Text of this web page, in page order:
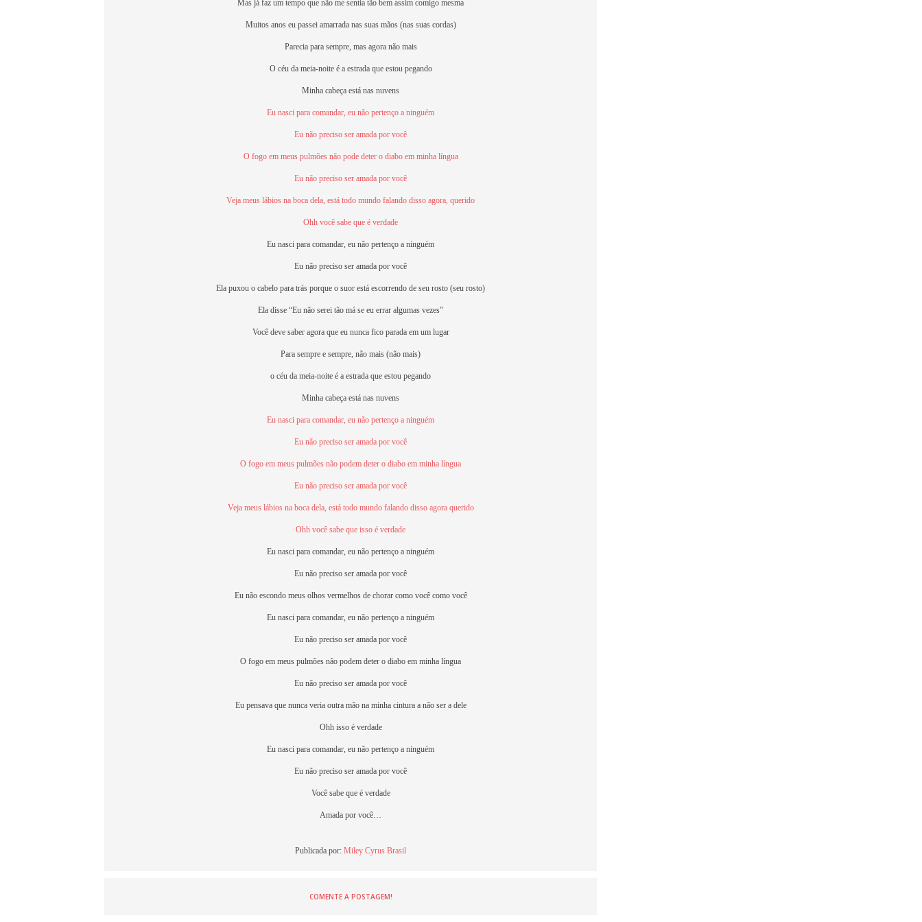
Mas já faz um tempo que não me sentia tão bem assim comigo mesma
Muitos anos eu passei amarrada nas suas mãos (nas suas cordas)
Parecia para sempre, mas agora não mais
O céu da meia-noite é a estrada que estou pegando
Minha cabeça está nas nuvens
Eu nasci para comandar, eu não pertenço a ninguém
Eu não preciso ser amada por você
O fogo em meus pulmões não pode deter o diabo em minha língua
Eu não preciso ser amada por você
Veja meus lábios na boca dela, está todo mundo falando disso agora, querido
Ohh você sabe que é verdade
Eu nasci para comandar, eu não pertenço a ninguém
Eu não preciso ser amada por você
Ela puxou o cabelo para trás porque o suor está escorrendo de seu rosto (seu rosto)
Ela disse “Eu não serei tão má se eu errar algumas vezes”
Você deve saber agora que eu nunca fico parada em um lugar
Para sempre e sempre, não mais (não mais)
o céu da meia-noite é a estrada que estou pegando
Minha cabeça está nas nuvens
Eu nasci para comandar, eu não pertenço a ninguém
Eu não preciso ser amada por você
O fogo em meus pulmões não podem deter o diabo em minha língua
Eu não preciso ser amada por você
Veja meus lábios na boca dela, está todo mundo falando disso agora querido
Ohh você sabe que isso é verdade
Eu nasci para comandar, eu não pertenço a ninguém
Eu não preciso ser amada por você
Eu não escondo meus olhos vermelhos de chorar como você como você
Eu nasci para comandar, eu não pertenço a ninguém
Eu não preciso ser amada por você
O fogo em meus pulmões não podem deter o diabo em minha língua
Eu não preciso ser amada por você
Eu pensava que nunca veria outra mão na minha cintura a não ser a dele
Ohh isso é verdade
Eu nasci para comandar, eu não pertenço a ninguém
Eu não preciso ser amada por você
Você sabe que é verdade
Amada por você…
Publicada por: Miley Cyrus Brasil
COMENTE A POSTAGEM!